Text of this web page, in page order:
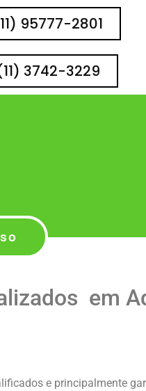
95777-2801
3742-3229
em
e principalmente